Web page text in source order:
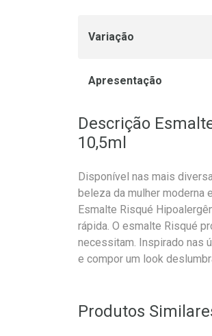
Variação
Apresentação
Descrição
10,5ml
Disponível nas mais
beleza da mulher moderna
Esmalte Risqué
rápida. O esmalte Risqué
necessitam. Inspirado nas
e compor um look
Produtos